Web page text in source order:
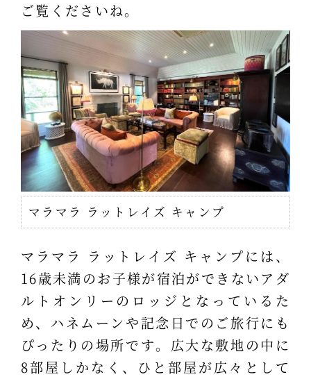
ご覧くださいね。
マラマラ ラットレイズ キャンプ
マラマラ ラットレイズ キャンプには、
16歳未満のお子様が宿泊ができないアダ
ルトオンリーのロッジとなっているた
め、ハネムーンや記念日でのご旅行にも
ぴったりの場所です。広大な敷地の中に
8部屋しかなく、ひと部屋が広々として